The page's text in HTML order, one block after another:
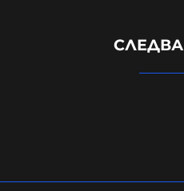
украинската